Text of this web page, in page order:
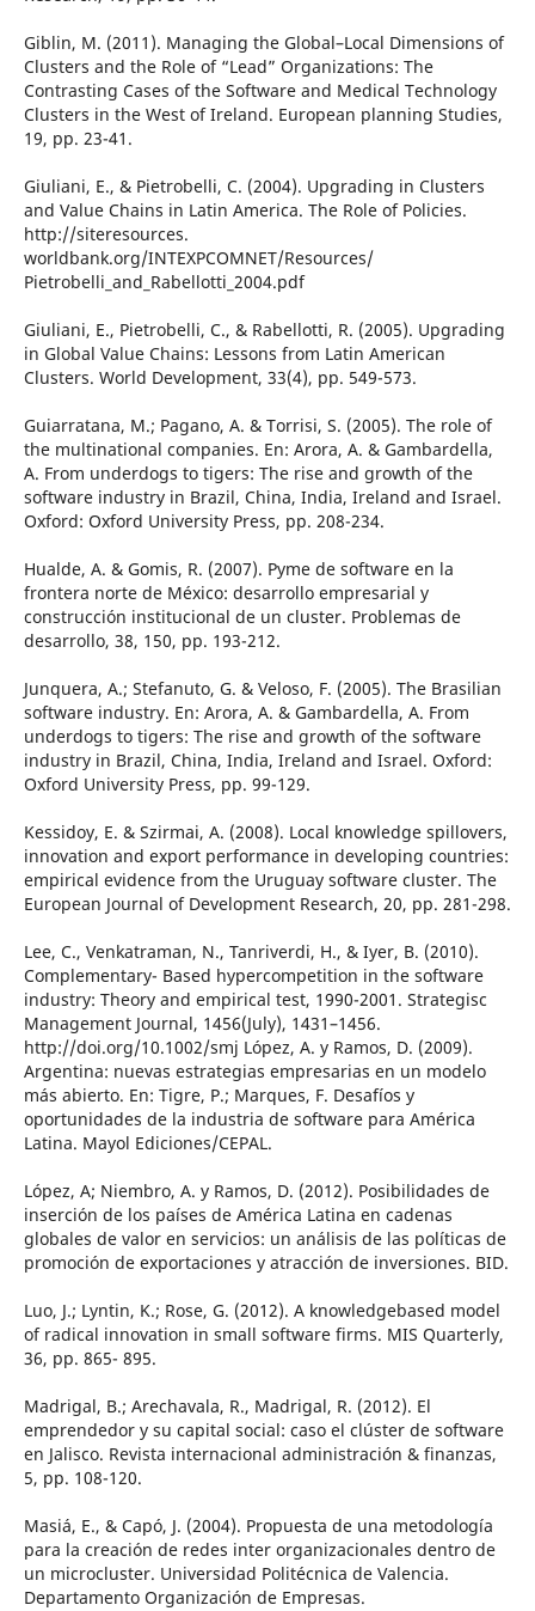
Giblin, M. (2011). Managing the Global–Local Dimensions of
Clusters and the Role of “Lead” Organizations: The
Contrasting Cases of the Software and Medical Technology
Clusters in the West of Ireland. European planning Studies,
19, pp. 23-41.
Giuliani, E., & Pietrobelli, C. (2004). Upgrading in Clusters
and Value Chains in Latin America. The Role of Policies.
http://siteresources.
worldbank.org/INTEXPCOMNET/Resources/
Pietrobelli_and_Rabellotti_2004.pdf
Giuliani, E., Pietrobelli, C., & Rabellotti, R. (2005). Upgrading
in Global Value Chains: Lessons from Latin American
Clusters. World Development, 33(4), pp. 549-573.
Guiarratana, M.; Pagano, A. & Torrisi, S. (2005). The role of
the multinational companies. En: Arora, A. & Gambardella,
A. From underdogs to tigers: The rise and growth of the
software industry in Brazil, China, India, Ireland and Israel.
Oxford: Oxford University Press, pp. 208-234.
Hualde, A. & Gomis, R. (2007). Pyme de software en la
frontera norte de México: desarrollo empresarial y
construcción institucional de un cluster. Problemas de
desarrollo, 38, 150, pp. 193-212.
Junquera, A.; Stefanuto, G. & Veloso, F. (2005). The Brasilian
software industry. En: Arora, A. & Gambardella, A. From
underdogs to tigers: The rise and growth of the software
industry in Brazil, China, India, Ireland and Israel. Oxford:
Oxford University Press, pp. 99-129.
Kessidoy, E. & Szirmai, A. (2008). Local knowledge spillovers,
innovation and export performance in developing countries:
empirical evidence from the Uruguay software cluster. The
European Journal of Development Research, 20, pp. 281-298.
Lee, C., Venkatraman, N., Tanriverdi, H., & Iyer, B. (2010).
Complementary- Based hypercompetition in the software
industry: Theory and empirical test, 1990-2001. Strategisc
Management Journal, 1456(July), 1431–1456.
http://doi.org/10.1002/smj López, A. y Ramos, D. (2009).
Argentina: nuevas estrategias empresarias en un modelo
más abierto. En: Tigre, P.; Marques, F. Desafíos y
oportunidades de la industria de software para América
Latina. Mayol Ediciones/CEPAL.
López, A; Niembro, A. y Ramos, D. (2012). Posibilidades de
inserción de los países de América Latina en cadenas
globales de valor en servicios: un análisis de las políticas de
promoción de exportaciones y atracción de inversiones. BID.
Luo, J.; Lyntin, K.; Rose, G. (2012). A knowledgebased model
of radical innovation in small software firms. MIS Quarterly,
36, pp. 865- 895.
Madrigal, B.; Arechavala, R., Madrigal, R. (2012). El
emprendedor y su capital social: caso el clúster de software
en Jalisco. Revista internacional administración & finanzas,
5, pp. 108-120.
Masiá, E., & Capó, J. (2004). Propuesta de una metodología
para la creación de redes inter organizacionales dentro de
un microcluster. Universidad Politécnica de Valencia.
Departamento Organización de Empresas.